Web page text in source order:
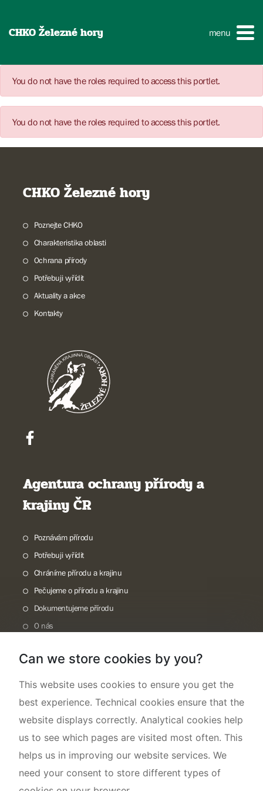
CHKO Železné hory menu
You do not have the roles required to access this portlet.
You do not have the roles required to access this portlet.
CHKO Železné hory
Poznejte CHKO
Charakteristika oblasti
Ochrana přírody
Potřebuji vyřídit
Aktuality a akce
Kontakty
Agentura ochrany přírody a
krajiny ČR
Poznávám přírodu
Potřebuji vyřídit
Chráníme přírodu a krajinu
Pečujeme o přírodu a krajinu
Dokumentujeme přírodu
O nás
Can we store cookies by you?
This website uses cookies to ensure you get the
best experience. Technical cookies ensure that the
website displays correctly. Analytical cookies help
us to see which pages are visited most often. This
helps us in improving our website services. We
need your consent to store different types of